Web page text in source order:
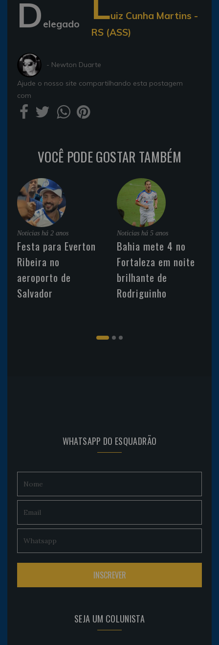
D elegado
uiz Cunha Martins -
RS (ASS)
- Newton Duarte
Ajude o nosso site compartilhando esta postagem
com
VOCÊ PODE GOSTAR TAMBÉM
Noticias há 2 anos
Festa para Everton
Ribeira no
aeroporto de
Salvador
Noticias há 5 anos
Bahia mete 4 no
Fortaleza em noite
brilhante de
Rodriguinho
WHATSAPP DO ESQUADRÃO
SEJA UM COLUNISTA